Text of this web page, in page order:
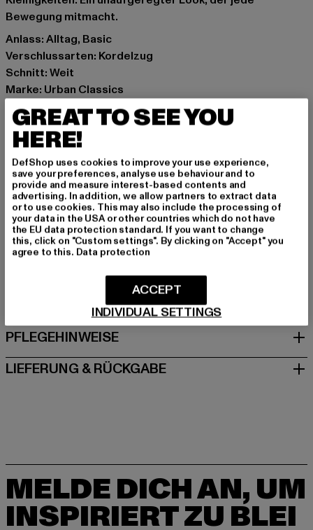
Bewegung mitmacht.
Anlass: Alltag, Basic
Verschlussarten: Kordelzug
Schnitt: Weit
Marke: Urban Classics
Kat.: Trousers - Sweat
Farbe: schwarz
Hersteller Farbe: black
Materialzusammensetzung: 65% Baumwolle, 35%
Polyester
Art.Nr: UCK6671-00007
Hersteller: TB International GmbH |info@tbint.de
Dr.-Robert-Murjahn-Straße 7 | 64372 Ober-Ramstadt |
DE
GRÖSSE & PASSFORM
PFLEGEHINWEISE
LIEFERUNG & RÜCKGABE
MELDE DICH AN, UM
INSPIRIERT ZU BLEI
GREAT TO SEE YOU
HERE!
DefShop uses cookies to improve your use experience,
save your preferences, analyse use behaviour and to
provide and measure interest-based contents and
advertising. In addition, we allow partners to extract data
or to use cookies. This may also include the processing of
your data in the USA or other countries which do not have
the EU data protection standard. If you want to change
this, click on "Custom settings". By clicking on "Accept" you
agree to this. Data protection
INDIVIDUAL SETTINGS
ACCEPT